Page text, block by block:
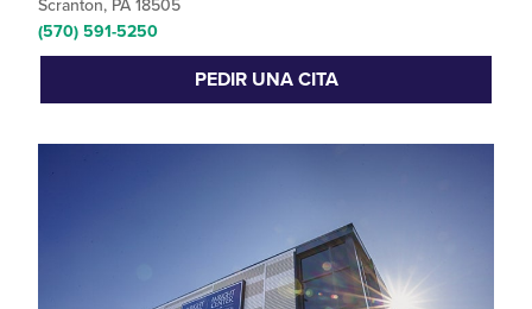
Scranton, PA 18505
(570) 591-5250
PEDIR UNA CITA